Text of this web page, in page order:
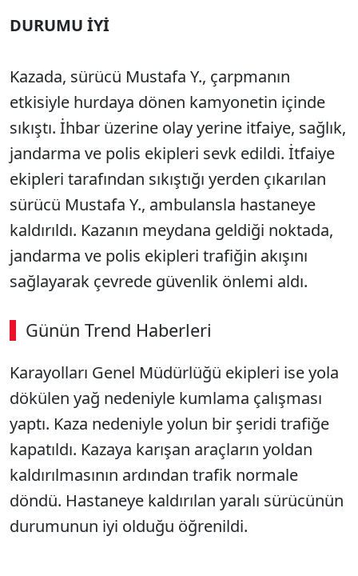
DURUMU İYİ
Kazada, sürücü Mustafa Y., çarpmanın
etkisiyle hurdaya dönen kamyonetin içinde
sıkıştı. İhbar üzerine olay yerine itfaiye, sağlık,
jandarma ve polis ekipleri sevk edildi. İtfaiye
ekipleri tarafından sıkıştığı yerden çıkarılan
sürücü Mustafa Y., ambulansla hastaneye
kaldırıldı. Kazanın meydana geldiği noktada,
jandarma ve polis ekipleri trafiğin akışını
sağlayarak çevrede güvenlik önlemi aldı.
Günün Trend Haberleri
00:01 / 09:08
Sesi Aç
Karayolları Genel Müdürlüğü ekipleri ise yola
dökülen yağ nedeniyle kumlama çalışması
yaptı. Kaza nedeniyle yolun bir şeridi trafiğe
kapatıldı. Kazaya karışan araçların yoldan
kaldırılmasının ardından trafik normale
döndü. Hastaneye kaldırılan yaralı sürücünün
durumunun iyi olduğu öğrenildi.